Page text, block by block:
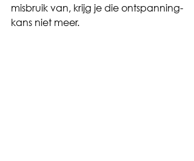
misbruik van, krijg je die ontspanning-
kans niet meer.